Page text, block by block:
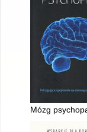
Mózg